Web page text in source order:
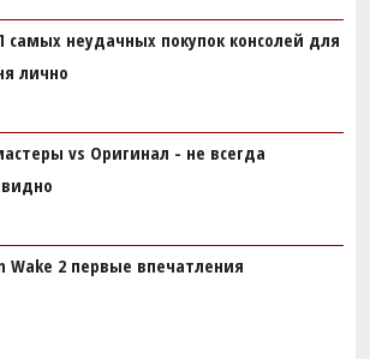
самых неудачных покупок консолей для
лично
vs Оригинал - не всегда
Wake 2 первые впечатления